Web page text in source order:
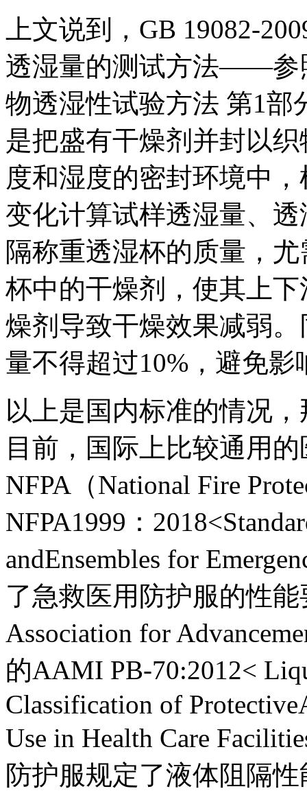
上文说到，GB 19082-
透湿量的测试方法——参
物透湿性试验方法 第1部
是把盛有干燥剂并封以
度和湿度的密封环境中
变化计算试样透湿量、
隔称重透湿杯的质量，
杯中的干燥剂，使其上
燥剂导致干燥效果减弱
量不得超过10%，避免
以上是国内标准的情况
目前，国际上比较通用
NFPA（National Fire
NFPA1999：
andEnsembles for
了急救医用防护服的性
Association for
的AAMI PB-70:2012<
Classification of
Use in Health Care
防护服规定了液体阻隔